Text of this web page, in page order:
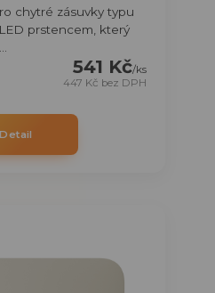
chytré zásuvky typu
prstencem, který
541 Kč/ks
447 Kč bez DPH
Detail